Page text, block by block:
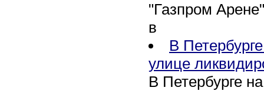
"Газпром
в
В
улице
В Петербурге